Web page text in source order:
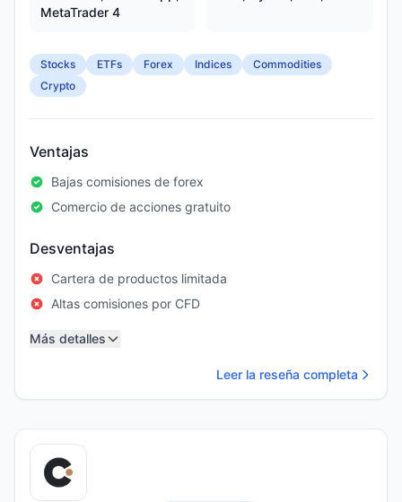
MetaTrader 4
Stocks ETFs Forex Indices
Commodities
Crypto
Ventajas
Bajas comisiones de forex
Comercio de acciones gratuito
Desventajas
Cartera de productos limitada
Altas comisiones por CFD
Más detalles
Leer la reseña completa